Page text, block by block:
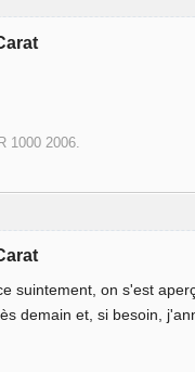
1000 2006.
suintement, on s'est
demain et, si besoin,